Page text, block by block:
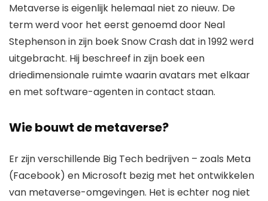
Metaverse is eigenlijk helemaal niet zo nieuw. De
term werd voor het eerst genoemd door Neal
Stephenson in zijn boek Snow Crash dat in 1992 werd
uitgebracht. Hij beschreef in zijn boek een
driedimensionale ruimte waarin avatars met elkaar
en met software-agenten in contact staan.
Wie bouwt de metaverse?
Er zijn verschillende Big Tech bedrijven – zoals Meta
(Facebook) en Microsoft bezig met het ontwikkelen
van metaverse-omgevingen. Het is echter nog niet